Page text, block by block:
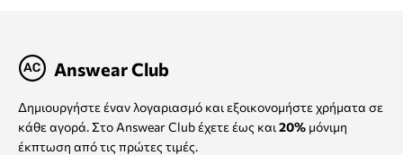
Answear Club
Δημιουργήστε έναν λογαριασμό και εξοικονομήστε χρήματα σε
κάθε αγορά. Στο Answear Club έχετε έως και 20% μόνιμη
έκπτωση από τις πρώτες τιμές.